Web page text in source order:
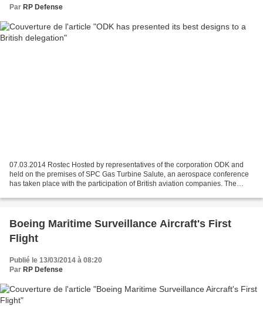
Par RP Defense
07.03.2014 Rostec Hosted by representatives of the corporation ODK and
held on the premises of SPC Gas Turbine Salute, an aerospace conference
has taken place with the participation of British aviation companies. The
Boeing Maritime Surveillance Aircraft's First
Flight
Publié le 13/03/2014 à 08:20
Par RP Defense